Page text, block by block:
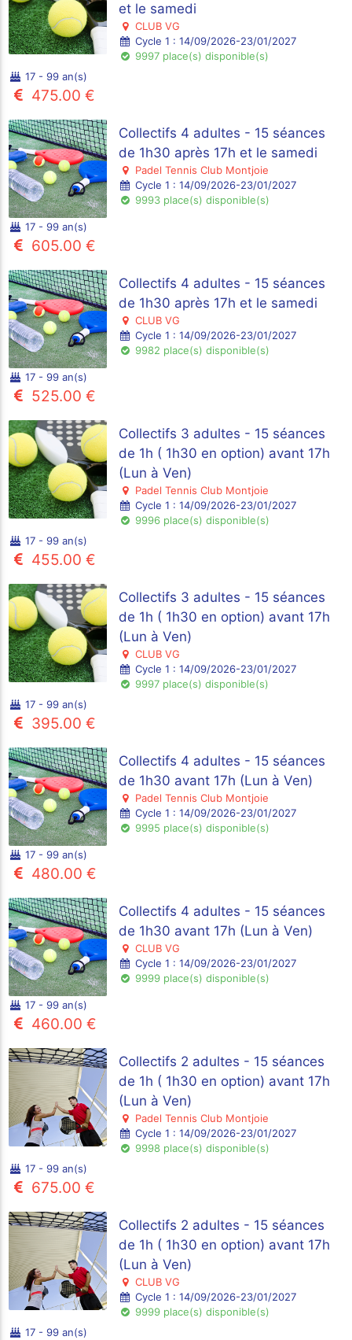
et le samedi
CLUB VG
Cycle 1 : 14/09/2026-23/01/2027
9997 place(s) disponible(s)
17 - 99 an(s)
475.00 €
Collectifs 4 adultes - 15 séances
de 1h30 après 17h et le samedi
Padel Tennis Club Montjoie
Cycle 1 : 14/09/2026-23/01/2027
9993 place(s) disponible(s)
17 - 99 an(s)
605.00 €
Collectifs 4 adultes - 15 séances
de 1h30 après 17h et le samedi
CLUB VG
Cycle 1 : 14/09/2026-23/01/2027
9982 place(s) disponible(s)
17 - 99 an(s)
525.00 €
Collectifs 3 adultes - 15 séances
de 1h ( 1h30 en option) avant 17h
(Lun à Ven)
Padel Tennis Club Montjoie
Cycle 1 : 14/09/2026-23/01/2027
9996 place(s) disponible(s)
17 - 99 an(s)
455.00 €
Collectifs 3 adultes - 15 séances
de 1h ( 1h30 en option) avant 17h
(Lun à Ven)
CLUB VG
Cycle 1 : 14/09/2026-23/01/2027
9997 place(s) disponible(s)
17 - 99 an(s)
395.00 €
Collectifs 4 adultes - 15 séances
de 1h30 avant 17h (Lun à Ven)
Padel Tennis Club Montjoie
Cycle 1 : 14/09/2026-23/01/2027
9995 place(s) disponible(s)
17 - 99 an(s)
480.00 €
Collectifs 4 adultes - 15 séances
de 1h30 avant 17h (Lun à Ven)
CLUB VG
Cycle 1 : 14/09/2026-23/01/2027
9999 place(s) disponible(s)
17 - 99 an(s)
460.00 €
Collectifs 2 adultes - 15 séances
de 1h ( 1h30 en option) avant 17h
(Lun à Ven)
Padel Tennis Club Montjoie
Cycle 1 : 14/09/2026-23/01/2027
9998 place(s) disponible(s)
17 - 99 an(s)
675.00 €
Collectifs 2 adultes - 15 séances
de 1h ( 1h30 en option) avant 17h
(Lun à Ven)
CLUB VG
Cycle 1 : 14/09/2026-23/01/2027
9999 place(s) disponible(s)
17 - 99 an(s)